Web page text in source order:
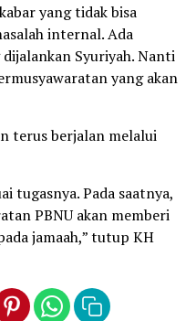
yang tidak bisa
internal. Ada
Syuriyah. Nanti
yang akan
terus berjalan melalui
tugasnya. Pada saatnya,
PBNU akan memberi
jamaah,” tutup KH